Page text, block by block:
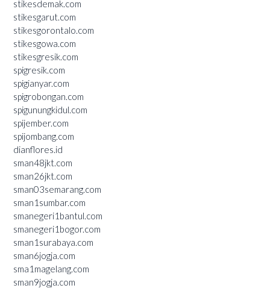
stikesdemak.com
stikesgarut.com
stikesgorontalo.com
stikesgowa.com
stikesgresik.com
spigresik.com
spigianyar.com
spigrobongan.com
spigunungkidul.com
spijember.com
spijombang.com
dianflores.id
sman48jkt.com
sman26jkt.com
sman03semarang.com
sman1sumbar.com
smanegeri1bantul.com
smanegeri1bogor.com
sman1surabaya.com
sman6jogja.com
sma1magelang.com
sman9jogja.com